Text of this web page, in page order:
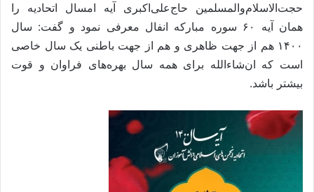
حجت‌الاسلام‌والمسلمین حاج‌علی‌اکبری آیه امسال اتحادیه را
همان آیه ۶۰ سوره مبارکه انفال معرفی نمود و گفت: سال
۱۴۰۰ هم از جهت ظاهری و هم از جهت باطنی یک سال خاصی
است که ان‌شاءالله برای همه سال بهره‌های فراوان و قوت
بیشتر باشد.